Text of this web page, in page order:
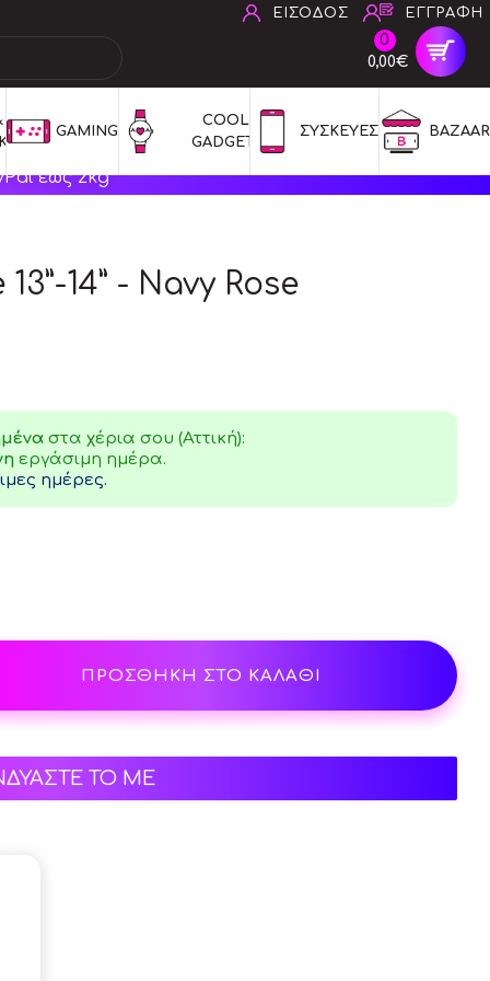
ΕΙΣΟΔΟΣ ΕΓΓΡΑΦΗ
0
0,00€
GAMING
COOL
GADGETS
ΣΥΣΚΕΥΕΣ BAZAAR
έως 2kg
14” - Navy Rose
στα χέρια σου (Αττική):
εργάσιμη ημέρα.
ημέρες.
ΠΡΟΣΘΗΚΗ ΣΤΟ ΚΑΛΑΘΙ
ΤΟ ΜΕ